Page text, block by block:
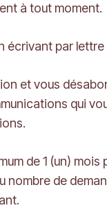
à tout moment.
par lettre
et vous
qui
de 1 (un)
nombre de